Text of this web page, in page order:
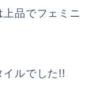
品でフェミニ
イルでした!!